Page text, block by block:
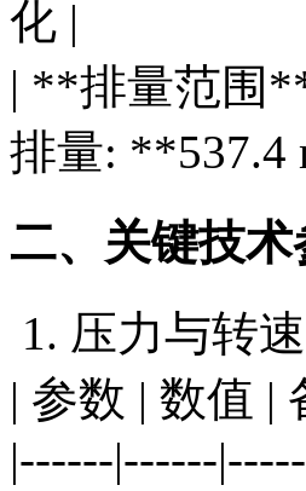
化 |
| **排量范围
排量: **537.4
二、关键技术
1. 压力与转速
| 参数 | 数值 |
|------|------